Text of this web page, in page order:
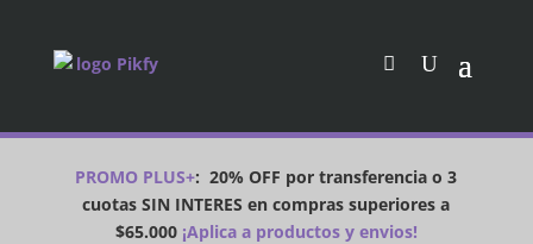
PROMO PLUS+:20% OFF por transferencia o 3
cuotas SIN INTERES en compras superiores a
$65.000¡Aplica a productos y envios!